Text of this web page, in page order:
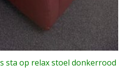
sta op relax stoel donkerrood